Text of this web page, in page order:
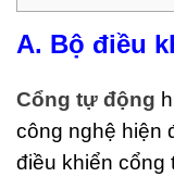
A. Bộ điều
Cổng tự động
công nghệ hiện
điều khiển cổng
2
Gỗ